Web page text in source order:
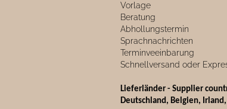
Vorlage
Beratung
Abhollungstermin
Sprachnachrichten
Terminveeinbarung
Schnellversand oder
Lieferländer - Supplier
Deutschland, Belgien,